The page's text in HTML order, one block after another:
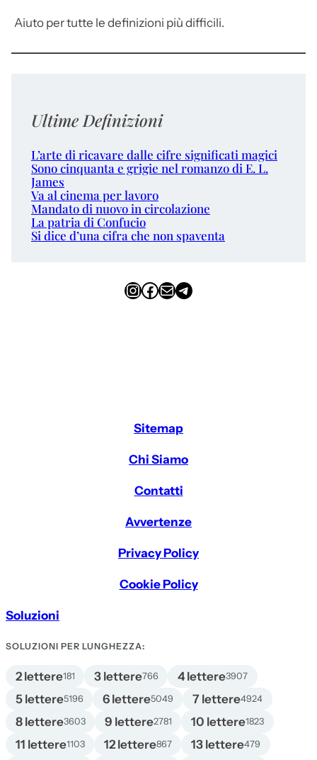
Aiuto per tutte le definizioni più difficili.
Ultime Definizioni
L’arte di ricavare dalle cifre significati magici
Sono cinquanta e grigie nel romanzo di E. L.
James
Va al cinema per lavoro
Mandato di nuovo in circolazione
La patria di Confucio
Si dice d’una cifra che non spaventa
InstagramFacebook Email Telegram
Sitemap
Chi Siamo
Contatti
Avvertenze
Privacy Policy
Cookie Policy
Soluzioni
SOLUZIONI PER LUNGHEZZA:
2 lettere181 3 lettere766 4 lettere3907
5 lettere5196 6 lettere5049 7 lettere4924
8 lettere3603 9 lettere2781 10 lettere1823
11 lettere1103 12 lettere867 13 lettere479